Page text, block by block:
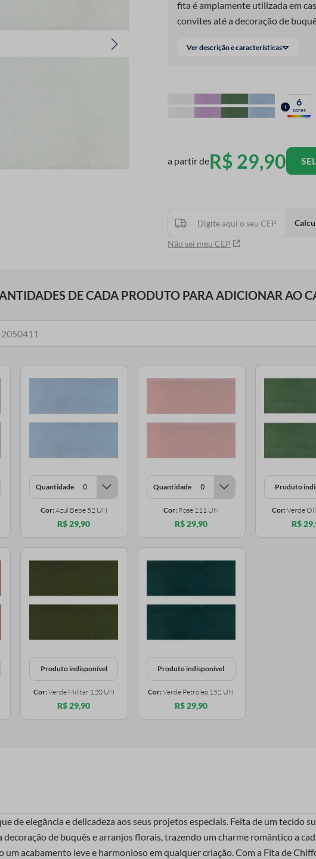
fita é amplamente utilizada em
convites até a decoração de
ideal para artesanatos diversos,
Ver descrição e características
+ 6
cores
a partir deR$ 29,90
Não sei meu CEP
DE CADA PRODUTO PARA ADICIONAR AO
Quantidade
Cor:Azul Bebe 52 UN
R$ 29,90
Quantidade
Cor: Rose 111 UN
R$ 29,90
Produto
Cor:Verde
R$
Produto indisponível
Cor:Verde Militar 120 UN
R$ 29,90
Produto indisponível
Cor:Verde Petroleo 152 UN
R$ 29,90
de elegância e delicadeza aos seus projetos especiais. Feita de um tecido
de buquês e arranjos florais, trazendo um charme romântico a
acabamento leve e harmonioso em qualquer criação. Com a Fita de